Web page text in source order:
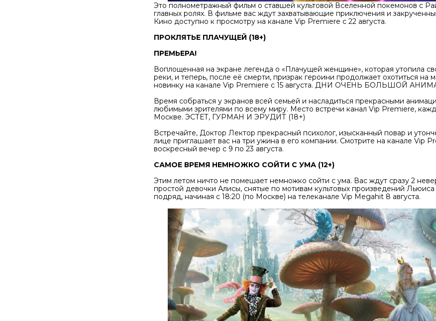
Это полнометражный фильм о ставшей культовой Вселенной покемонов с
главных ролях. В фильме вас ждут захватывающие приключения и
Кино доступно к просмотру на канале Vip Premiere с 22 августа.
ПРОКЛЯТЬЕ ПЛАЧУЩЕЙ (18+)
ПРЕМЬЕРА!
Воплощенная на экране легенда о «Плачущей женщине», которая утопила
реки, и теперь, после её смерти, призрак героини продолжает охотиться на
новинку на канале Vip Premiere с 15 августа. ДНИ ОЧЕНЬ БОЛЬШОЙ
Время собраться у экранов всей семьей и насладиться прекрасными
любимыми зрителями по всему миру. Место встречи канал Vip Premiere,
Москве. ЭСТЕТ, ГУРМАН И ЭРУДИТ (18+)
Встречайте, Доктор Лектор прекрасный психолог, изысканный повар и
лице приглашает вас на три ужина в его компании. Смотрите на канале Vip
воскресный вечер с 9 по 23 августа.
САМОЕ ВРЕМЯ НЕМНОЖКО СОЙТИ С УМА (12+)
Этим летом ничто не помешает немножко сойти с ума. Вас ждут сразу 2
простой девочки Алисы, снятые по мотивам культовых произведений
подряд, начиная с 18:20 (по Москве) на телеканале Vip Megahit 8 августа.